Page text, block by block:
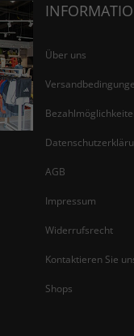
Über uns
AGB
Impressum
Widerrufsrecht
Kontaktieren Sie
Shops